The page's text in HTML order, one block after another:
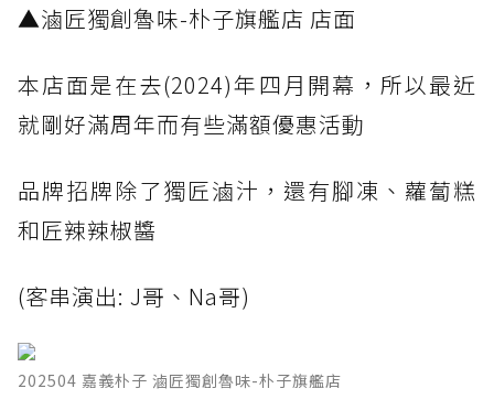
▲滷匠獨創魯味-朴子旗艦店 店面
本店面是在去(2024)年四月開幕，所以最近
就剛好滿周年而有些滿額優惠活動
品牌招牌除了獨匠滷汁，還有腳凍、蘿蔔糕
和匠辣辣椒醬
(客串演出: J哥、Na哥)
202504 嘉義朴子 滷匠獨創魯味-朴子旗艦店